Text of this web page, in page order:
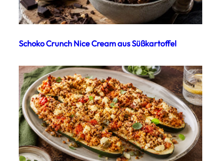
Schoko Crunch Nice Cream aus Süßkartoffel